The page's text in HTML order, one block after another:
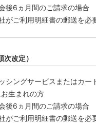
後6ヵ月間のご請求の場合
がご利用明細書の郵送を必
改定）
シングサービスまたはカ
生まれの方
後6ヵ月間のご請求の場合
がご利用明細書の郵送を必